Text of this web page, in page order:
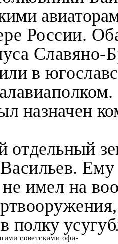
России.
Славяно-
в
назначен
отдельный
Васильев.
не имел на
полку
советскими офи-